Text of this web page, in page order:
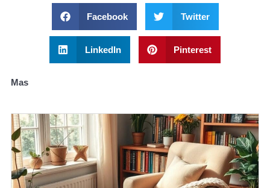
Facebook Twitter
LinkedIn Pinterest
Mas